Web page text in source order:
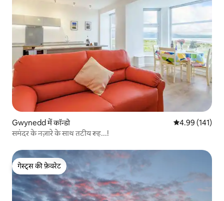
Gwynedd में कॉन्डो औसत रेटिंग 5 में से
4.99 (141)
समंदर के नज़ारे के साथ तटीय रूह...!
गेस्ट्स की फ़ेवरेट
गेस्ट्स की फ़ेवरेट